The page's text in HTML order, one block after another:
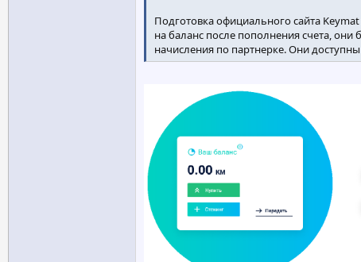
Подготовка официального сайта
на баланс после пополнения счета,
начисления по партнерке. Они